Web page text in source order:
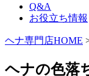
Q&A
お役立ち情報
ヘナ専門店HOME
ヘナの色落